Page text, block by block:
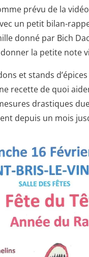
prévu de la
un petit bilan-
donné par Bich
la petite note
et stands
recette de quoi
drastiques
depuis un mois